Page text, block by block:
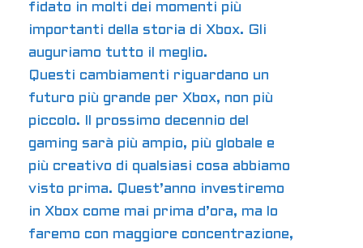
fidato in molti dei momenti più
importanti della storia di Xbox. Gli
auguriamo tutto il meglio.
Questi cambiamenti riguardano un
futuro più grande per Xbox, non più
piccolo. Il prossimo decennio del
gaming sarà più ampio, più globale e
più creativo di qualsiasi cosa abbiamo
visto prima. Quest’anno investiremo
in Xbox come mai prima d’ora, ma lo
faremo con maggiore concentrazione,